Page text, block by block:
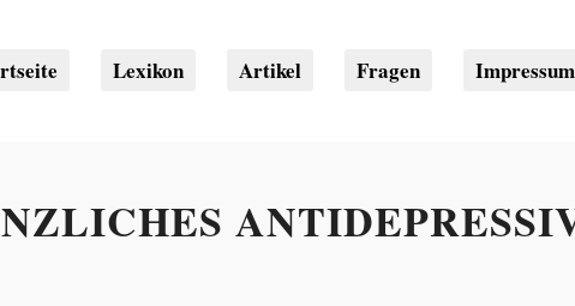
Lexikon Artikel Fragen Impressum